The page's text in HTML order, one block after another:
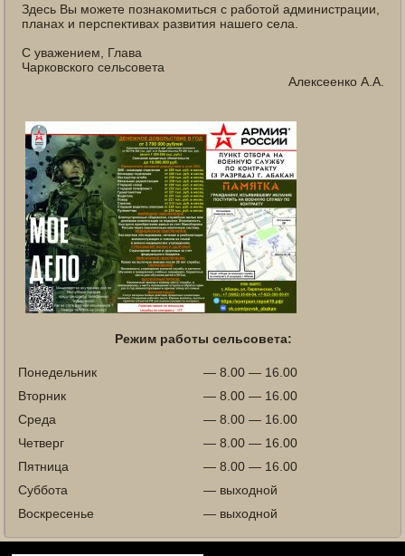
Здесь Вы можете познакомиться с работой администрации,
планах и перспективах развития нашего села.
С уважением, Глава
Чарковского сельсовета
Алексеенко А.А.
Режим работы сельсовета:
Понедельник
— 8.00 — 16.00
Вторник
— 8.00 — 16.00
Среда
— 8.00 — 16.00
Четверг
— 8.00 — 16.00
Пятница
— 8.00 — 16.00
Суббота
— выходной
Воскресенье
— выходной